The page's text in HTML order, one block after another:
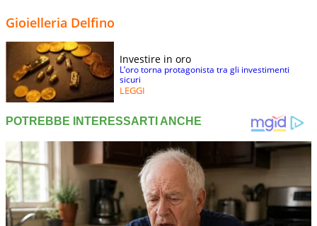
Gioielleria Delfino
Investire in oro
L’oro torna protagonista tra gli investimenti
sicuri
LEGGI